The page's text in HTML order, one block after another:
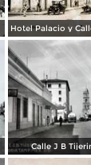
Calle J B